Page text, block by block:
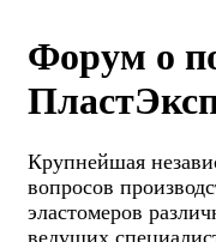
Форум о
Крупнейшая
вопросов
эластомеров
ведущих